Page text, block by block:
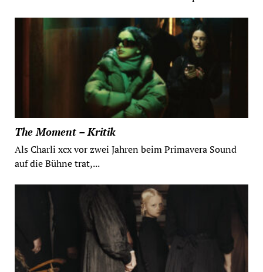
The Moment – Kritik
Als Charli xcx vor zwei Jahren beim Primavera Sound
auf die Bühne trat,...